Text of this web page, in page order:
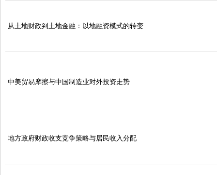
从土地财政到土地金融：以地融资模式的转变
中美贸易摩擦与中国制造业对外投资走势
地方政府财政收支竞争策略与居民收入分配